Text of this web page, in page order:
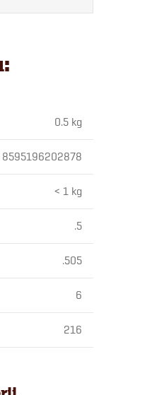
0.5 kg
8595196202878
< 1 kg
.5
.505
6
216